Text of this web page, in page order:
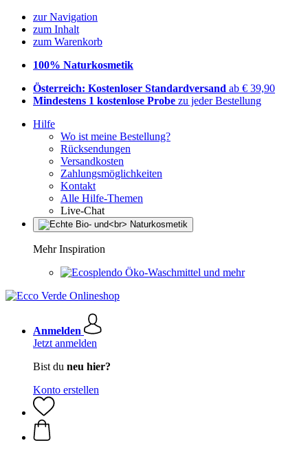
zur Navigation
zum Inhalt
zum Warenkorb
100% Naturkosmetik
Österreich: Kostenloser Standardversand ab € 39,90
Mindestens 1 kostenlose Probe zu jeder Bestellung
Hilfe
Wo ist meine Bestellung?
Rücksendungen
Versandkosten
Zahlungsmöglichkeiten
Kontakt
Alle Hilfe-Themen
Live-Chat
Mehr Inspiration
Öko-Waschmittel und mehr
Anmelden
Jetzt anmelden
Bist du neu hier?
Konto erstellen